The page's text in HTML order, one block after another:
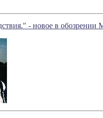
- новое в обозрении